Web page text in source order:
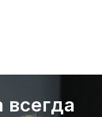
всегда